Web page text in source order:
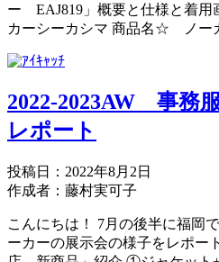
ー EAJ819」概要と仕様と着
カーシーカシマ 商品名☆ ノー
2022-2023AW 事務
レポート
投稿日：2022年8月2日
作成者：藤村実可子
こんにちは！ 7月の後半に福岡
ーカーの展示会の様子をレポ